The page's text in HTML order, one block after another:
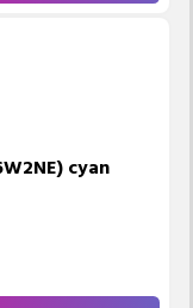
cyan